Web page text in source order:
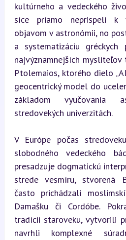
kultúrneho a vedeckého
síce priamo neprispeli k
objavom v astronómii, no
a systematizáciu gréckych
najvýznamnejších
Ptolemaios, ktorého dielo
geocentrický model do
základom vyučovania
stredovekých univerzitách.
V Európe počas
slobodného vedeckého
presadzuje dogmatickú
strede vesmíru, stvorená
často prichádzali
Damašku či Cordóbe.
tradícii staroveku, vytvorili
navrhli komplexné